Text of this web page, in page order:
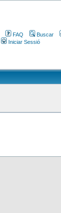
FAQ Buscar
Iniciar Sessió